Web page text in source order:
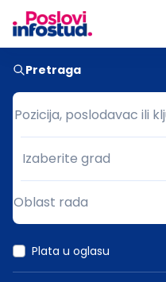
Pretraga
Pozicija, poslodavac ili
Pozicija, poslodavac ili
Grad
Izaberite grad
Oblast rada
Plata u oglasu